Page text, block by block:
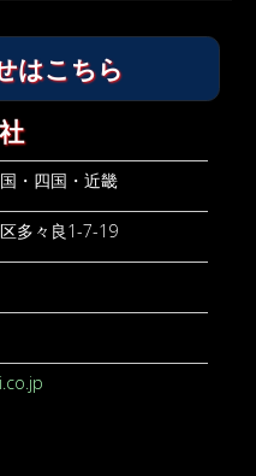
はこちら
・四国・近畿
多々良1-7-19